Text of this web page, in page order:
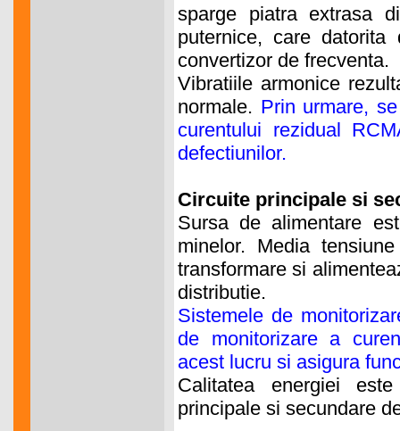
sparge piatra extrasa
puternice, care
convertizor de frecventa.
Vibratiile armonice
normale. Prin urmare,
curentului rezidual
defectiunilor.
Circuite principale si
Sursa de alimentare
minelor. Media
transformare si
distributie.
Sistemele de
de monitorizare a
acest lucru si asigura
Calitatea energiei
principale si secundare